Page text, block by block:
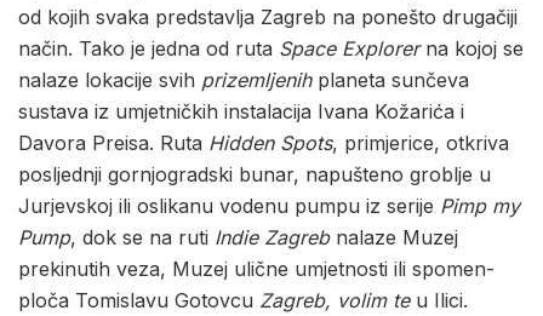
od kojih svaka predstavlja Zagreb na ponešto drugačiji
način. Tako je jedna od ruta Space Explorerna kojoj se
nalaze lokacije svih prizemljenihplaneta sunčeva
sustava iz umjetničkih instalacija Ivana Kožarića i
Davora Preisa. Ruta Hidden Spots, primjerice, otkriva
posljednji gornjogradski bunar, napušteno groblje u
Jurjevskoj ili oslikanu vodenu pumpu iz serije Pimp my
Pump, dok se na ruti Indie Zagrebnalaze Muzej
prekinutih veza, Muzej ulične umjetnosti ili spomen-
ploča Tomislavu Gotovcu Zagreb, volim te u Ilici.